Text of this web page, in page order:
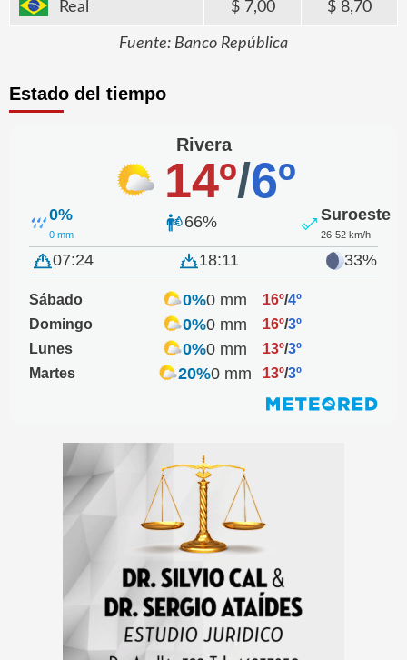
Real 7,00 8,70
Fuente: Banco República
Estado del tiempo
Rivera
14º/6º
0%
0 mm
66% Suroeste
26-52 km/h
07:24 18:11 33%
Sábado 0%0 mm 16º/4º
Domingo
0%0 mm 16º/3º
Lunes
0%0 mm 13º/3º
Martes
20%0 mm 13º/3º